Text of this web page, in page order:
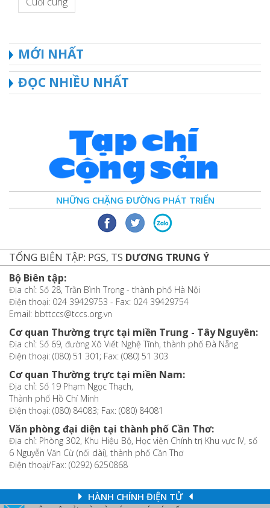
MỚI NHẤT
ĐỌC NHIỀU NHẤT
NHỮNG CHẶNG ĐƯỜNG PHÁT TRIỂN
TỔNG BIÊN TẬP: PGS, TS DƯƠNG TRUNG Ý
Bộ Biên tập:
Địa chỉ: Số 28, Trần Bình Trọng - thành phố Hà Nội
Điện thoại: 024 39429753 - Fax: 024 39429754
Email: bbttccs@tccs.org.vn
Cơ quan Thường trực tại miền Trung - Tây Nguyên:
Địa chỉ: Số 69, đường Xô Viết Nghệ Tĩnh, thành phố Đà Nẵng
Điện thoại: (080) 51 301; Fax: (080) 51 303
Cơ quan Thường trực tại miền Nam:
Địa chỉ: Số 19 Phạm Ngọc Thạch,
Thành phố Hồ Chí Minh
Điện thoại: (080) 84083; Fax: (080) 84081
Văn phòng đại diện tại thành phố Cần Thơ:
Địa chỉ: Phòng 302, Khu Hiệu Bộ, Học viện Chính trị Khu vực IV, số
6 Nguyễn Văn Cừ (nối dài), thành phố Cần Thơ
Điện thoại/Fax: (0292) 6250868
HÀNH CHÍNH ĐIỆN TỬ